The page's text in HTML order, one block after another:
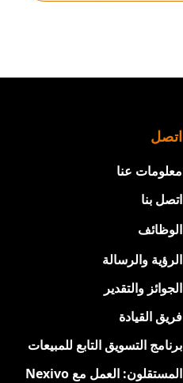
اتصل
معلومات عنا
اتصل بنا
الوظائف
الرؤية والرسالة
الجوائز والتقدير
فريق القيادة
برنامج التسويق التابع للمبيعات
المستقلون: العمل مع Nexivo